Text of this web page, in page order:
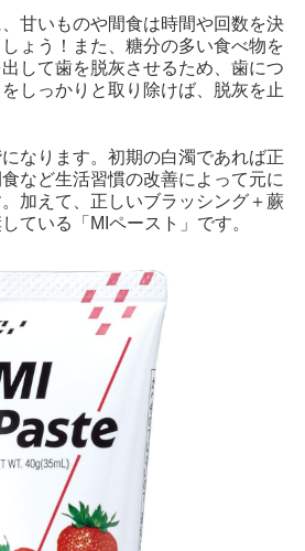
甘いものや間食は時間や回数を決
ょう！また、糖分の多い食べ物を
して歯を脱灰させるため、歯につ
しっかりと取り除けば、脱灰を止
なります。初期の白濁であれば正
など生活習慣の改善によって元に
加えて、正しいブラッシング＋蕨
ている「MIペースト」です。